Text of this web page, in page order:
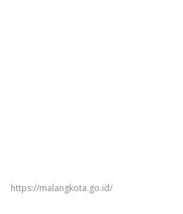
https://malangkota.go.id/